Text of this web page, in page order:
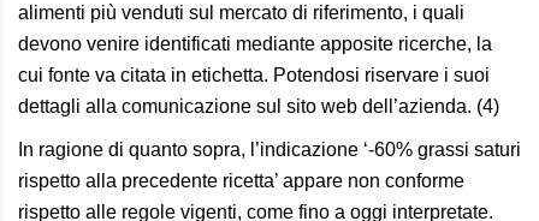
alimenti più venduti sul mercato di riferimento, i quali
devono venire identificati mediante apposite ricerche, la
cui fonte va citata in etichetta. Potendosi riservare i suoi
dettagli alla comunicazione sul sito web dell’azienda. (4)
In ragione di quanto sopra, l’indicazione ‘-60% grassi saturi
rispetto alla precedente ricetta’ appare non conforme
rispetto alle regole vigenti, come fino a oggi interpretate.